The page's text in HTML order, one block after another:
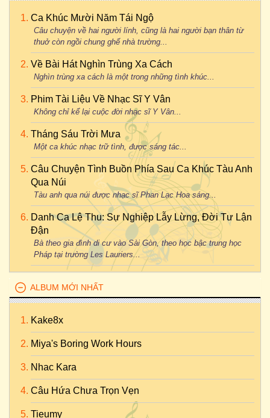
Ca Khúc Mười Năm Tái Ngộ
Câu chuyện về hai người lính, cũng là hai người bạn thân từ
thuở còn ngồi chung ghế nhà trường...
Về Bài Hát Nghìn Trùng Xa Cách
Nghìn trùng xa cách là một trong những tình khúc...
Phim Tài Liệu Về Nhạc Sĩ Y Vân
Không chỉ kể lại cuộc đời nhạc sĩ Y Vân...
Tháng Sáu Trời Mưa
Một ca khúc nhạc trữ tình, được sáng tác...
Câu Chuyện Tình Buồn Phía Sau Ca Khúc Tàu Anh
Qua Núi
Tàu anh qua núi được nhạc sĩ Phan Lạc Hoa sáng...
Danh Ca Lệ Thu: Sự Nghiệp Lẫy Lừng, Đời Tư Lận
Đận
Bà theo gia đình di cư vào Sài Gòn, theo học bậc trung học
Pháp tại trường Les Lauriers...
ALBUM MỚI NHẤT
Kake8x
Miya's Boring Work Hours
Nhac Kara
Câu Hứa Chưa Trọn Vẹn
Tieumy